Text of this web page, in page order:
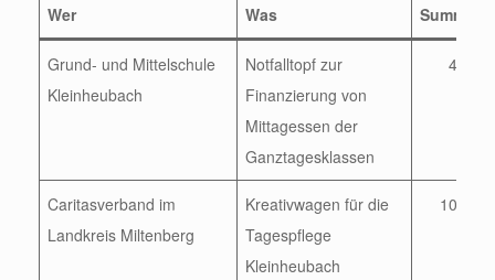
Wer Was Summe
Grund- und Mittelschule
Kleinheubach
Notfalltopf zur
Finanzierung von
Mittagessen der
Ganztagesklassen
400
Caritasverband im
Landkreis Miltenberg
Kreativwagen für die
Tagespflege
Kleinheubach
1000